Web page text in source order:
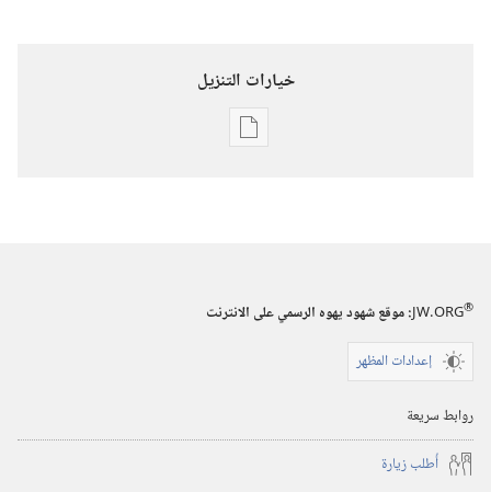
خيارات التنزيل
خيارات
الدراسية)‏
‎٢٠٠٢
JW.ORG®
:‏ موقع شهود يهوه الرسمي على الانترنت
إعدادات المظهر
روابط سريعة
أُطلب زيارة